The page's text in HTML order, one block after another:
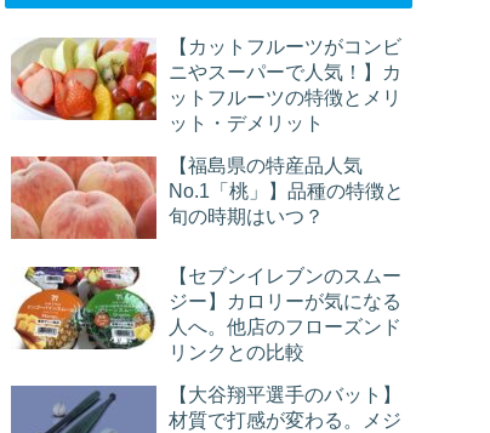
【カットフルーツがコンビ
ニやスーパーで人気！】カ
ットフルーツの特徴とメリ
ット・デメリット
【福島県の特産品人気
No.1「桃」】品種の特徴と
旬の時期はいつ？
【セブンイレブンのスムー
ジー】カロリーが気になる
人へ。他店のフローズンド
リンクとの比較
【大谷翔平選手のバット】
材質で打感が変わる。メジ